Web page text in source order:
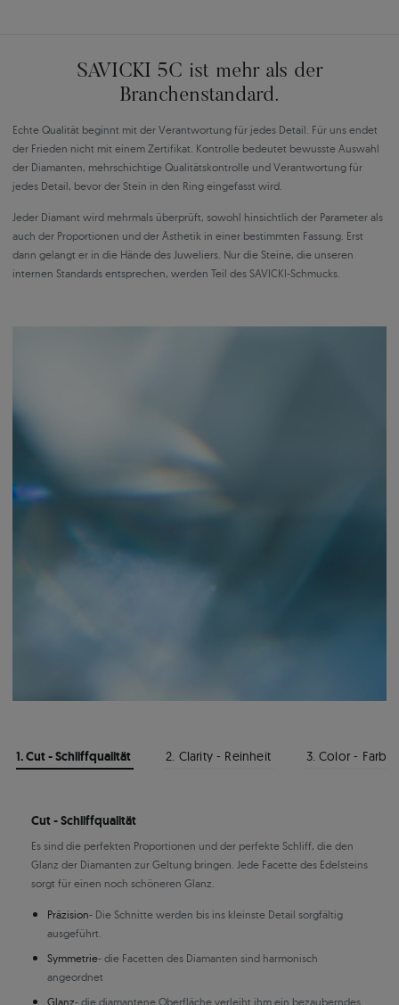
SAVICKI 5C ist mehr als der
Branchenstandard.
Echte Qualität beginnt mit der Verantwortung für jedes Detail. Für uns endet
der Frieden nicht mit einem Zertifikat. Kontrolle bedeutet bewusste Auswahl
der Diamanten, mehrschichtige Qualitätskontrolle und Verantwortung für
jedes Detail, bevor der Stein in den Ring eingefasst wird.
Jeder Diamant wird mehrmals überprüft, sowohl hinsichtlich der Parameter als
auch der Proportionen und der Ästhetik in einer bestimmten Fassung. Erst
dann gelangt er in die Hände des Juweliers. Nur die Steine, die unseren
internen Standards entsprechen, werden Teil des SAVICKI-Schmucks.
1. Cut - Schliffqualität 2. Clarity - Reinheit 3. Color - Farbe
Cut - Schliffqualität
Es sind die perfekten Proportionen und der perfekte Schliff, die den
Glanz der Diamanten zur Geltung bringen. Jede Facette des Edelsteins
sorgt für einen noch schöneren Glanz.
Präzision- Die Schnitte werden bis ins kleinste Detail sorgfältig
ausgeführt.
Symmetrie- die Facetten des Diamanten sind harmonisch
angeordnet
Glanz- die diamantene Oberfläche verleiht ihm ein bezauberndes